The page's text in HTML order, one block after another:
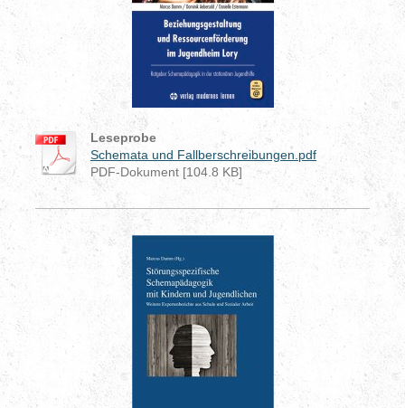
Leseprobe
Schemata und Fallberschreibungen.pdf
PDF-Dokument [104.8 KB]